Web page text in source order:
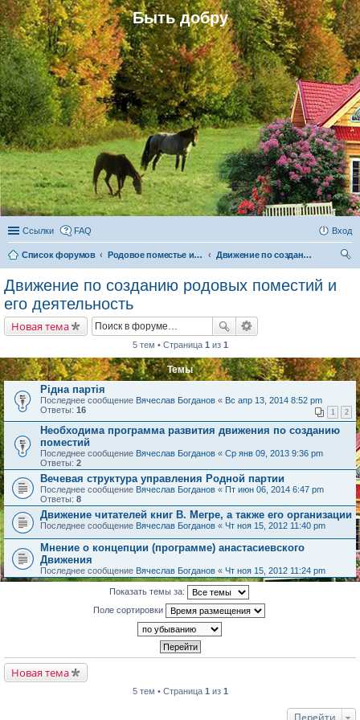
Быть добру
Ссылки FAQ Вход
Список форумов Родовое поместье и родовое поселение
Движение по созданию родовых поместий и его деятельность
Движение по созданию родовых поместий и
его деятельность
Новая тема
5 тем • Страница 1 из 1
Темы
Рідна партія
Последнее сообщение Вячеслав Богданов « Вс апр 13, 2014 8:52 pm
Ответы: 16 1 2
Необходима программа развития движения по созданию
поместий
Последнее сообщение Вячеслав Богданов « Ср янв 09, 2013 9:36 pm
Ответы: 2
Вечевая структура управления Родной партии
Последнее сообщение Вячеслав Богданов « Пт июн 06, 2014 6:47 pm
Ответы: 8
Движение читателей книг В. Мегре, а также его организации
Последнее сообщение Вячеслав Богданов « Чт ноя 15, 2012 11:40 pm
Мнение о концепции (программе) анастасиевского
Движения
Последнее сообщение Вячеслав Богданов « Чт ноя 15, 2012 11:24 pm
Показать темы за:
Поле сортировки
Новая тема
5 тем • Страница 1 из 1
Перейти